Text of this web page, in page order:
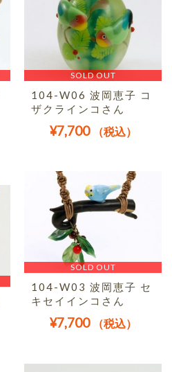
SOLD OUT
104-W06 波岡恵子 コ
ザクラインコさん
¥7,700 （税込）
SOLD OUT
104-W03 波岡恵子 セ
キセイインコさん
¥7,700 （税込）